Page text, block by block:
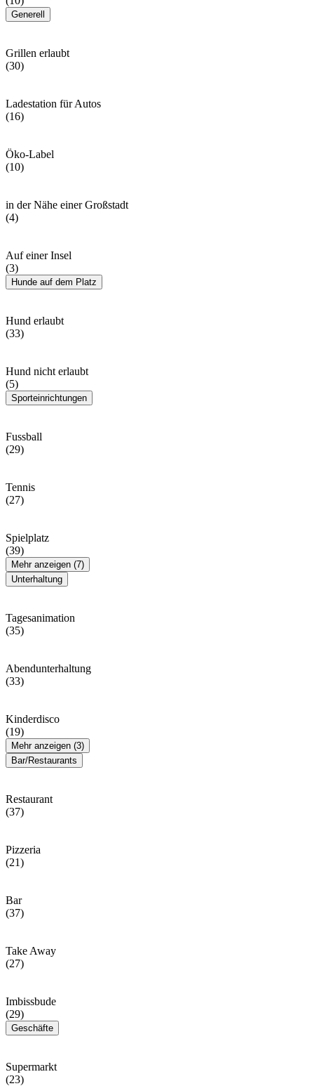
Generell
Grillen erlaubt
(30)
Ladestation für Autos
(16)
Öko-Label
(10)
in der Nähe einer Großstadt
(4)
Auf einer Insel
(3)
Hunde auf dem Platz
Hund erlaubt
(33)
Hund nicht erlaubt
(5)
Sporteinrichtungen
Fussball
(29)
Tennis
(27)
Spielplatz
(39)
Mehr anzeigen (7)
Unterhaltung
Tagesanimation
(35)
Abendunterhaltung
(33)
Kinderdisco
(19)
Mehr anzeigen (3)
Bar/Restaurants
Restaurant
(37)
Pizzeria
(21)
Bar
(37)
Take Away
(27)
Imbissbude
(29)
Geschäfte
Supermarkt
(23)